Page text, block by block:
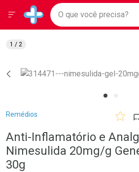
Drogarias Pacheco
Baixe nosso APP e aproveite
Ir direto para a home
pela página
Ir direto para o conteúdo
Ir direto para a busca
Ir direto para a conta
Ir direto para a notificações
Ir direto para o carrinho
Faça a sua busca
O que você precisa?
Menu
Breadcrumb
Remédios
Anti-Inflamatório e
Nimesulida 20mg/g
30g
1 / 2